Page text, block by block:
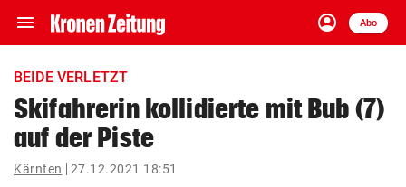
menu Navigation
ein-/ausklappen
account_circle
Anmelden
Abo
close Schließen
account_circle Anmelden
BEIDE VERLETZT
Skifahrerin kollidierte mit Bub (7)
auf der Piste
Kärnten 27.12.2021 18:51